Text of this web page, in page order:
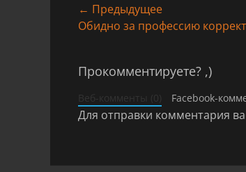
Навигация
по
записям
← Предыдущее
Предыдущая
Обидно за профессию
Прокомментируете? ,)
Веб-комменты (0) Facebook-
Для отправки комментария